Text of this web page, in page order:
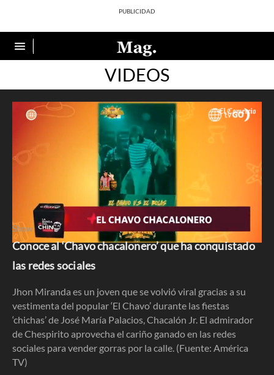
VIDEOS
0
of
8
seconds
Show
Conoce al ‘Chavo chacalonero’ que ha conquistado
las redes sociales
Jhon Miranda es un joven que se volvió viral gracias a su
vestimenta del popular ‘El Chavo’ durante las fiestas
‘chichas’ de José María Palacios, Chacalón Jr. El admirador
de Chespirito aprovecha el cariño ganado en las redes
sociales para vender gorras por la calle. (Fuente: América
TV)